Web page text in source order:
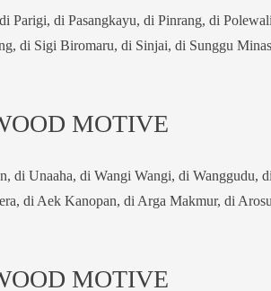
Parigi, di Pasangkayu, di Pinrang, di
di Sigi Biromaru, di Sinjai, di Sunggu
MOTIVE
di Unaaha, di Wangi Wangi, di Wanggudu,
di Aek Kanopan, di Arga Makmur, di
MOTIVE